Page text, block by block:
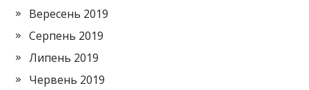
Вересень 2019
Серпень 2019
Липень 2019
Червень 2019